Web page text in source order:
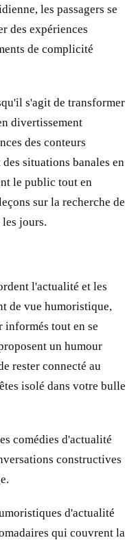
les passagers se
des expériences
de complicité
s'agit de transformer
divertissement
des conteurs
situations banales en
le public tout en
sur la recherche de
jours.
l'actualité et les
de vue humoristique,
informés tout en se
un humour
rester connecté au
isolé dans votre bulle
comédies d'actualité
constructives
d'actualité
qui couvrent la